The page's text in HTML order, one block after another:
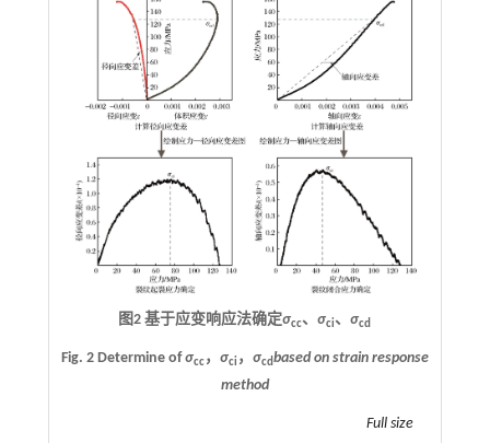
图2 基于应变响应法确定σcc、σci、σcd
Fig. 2 Determine ofσcc ， σci ， σcdbased on strain response
method
Full size